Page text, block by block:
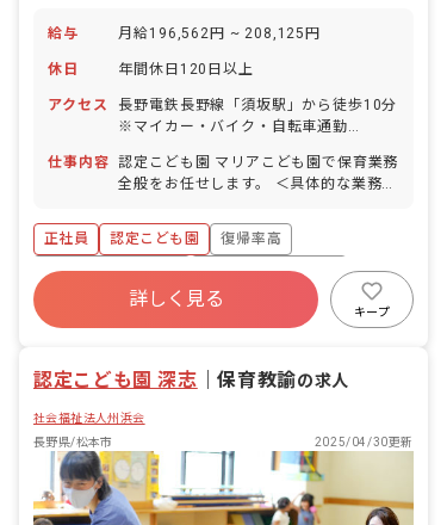
給与 月給196,562円 ~ 208,125円
休日 年間休日120日以上
アクセス
長野電鉄長野線「須坂駅」から徒歩10分
※マイカー・バイク・自転車通勤
住宅街の中の静かな場所にありますが大
きな通りに面しており、車通勤もしやす
ニもあり、お散歩コースも充実！利便性
と保育環境、ともに恵まれています。
仕事内容 認定こども園 マリアこども園で保育業務
全般をお任せします。 ＜具体的な業務内
通信作成 外遊び 園外へのお散歩
正社員 認定こども園
復帰率高
ボーナス・賞与あり
年間休日120日以上
寮・住宅・家賃補助あり
社会保険完備
詳しく見る
キープ
認定こども園 深志 ｜保育教諭の求人
社会福祉法人州浜会
長野県/松本市
2025/04/30更新